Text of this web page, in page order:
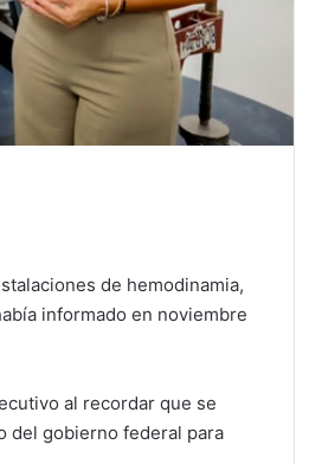
de hemodinamia,
informado en noviembre
al recordar que se
del gobierno federal para